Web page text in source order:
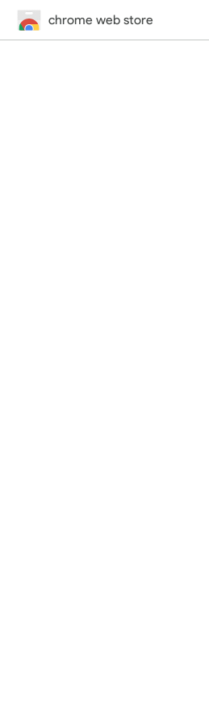
chrome web store